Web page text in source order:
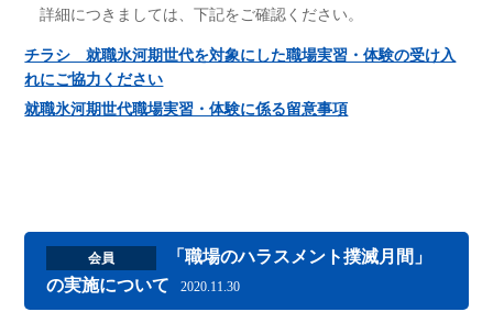
詳細につきましては、下記をご確認ください。
チラシ 就職氷河期世代を対象にした職場実習・体験の受け入
れにご協力ください
就職氷河期世代職場実習・体験に係る留意事項
会員
「職場のハラスメント撲滅月間」
の実施について
2020.11.30